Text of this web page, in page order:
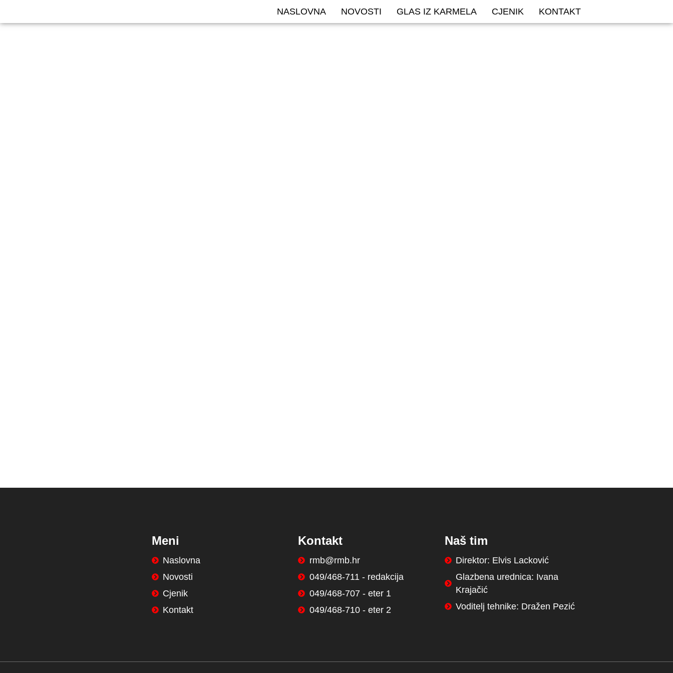
NASLOVNA NOVOSTI GLAS IZ KARMELA CJENIK KONTAKT
Meni
Naslovna
Novosti
Cjenik
Kontakt
Kontakt
rmb@rmb.hr
049/468-711 - redakcija
049/468-707 - eter 1
049/468-710 - eter 2
Naš tim
Direktor: Elvis Lacković
Glazbena urednica: Ivana
Krajačić
Voditelj tehnike: Dražen Pezić